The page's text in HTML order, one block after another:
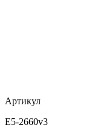
Артикул
E5-2660v3